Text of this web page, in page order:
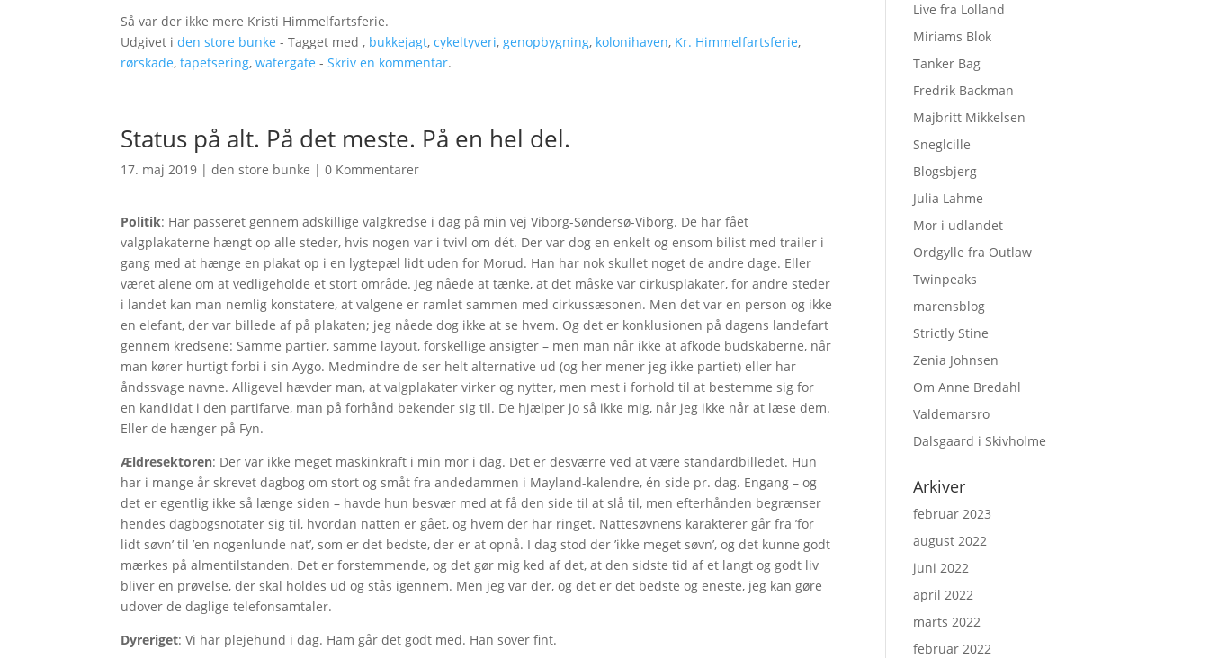
Så var der ikke mere Kristi Himmelfartsferie.
Udgivet iden store bunke - Tagget med , bukkejagt,cykeltyveri,genopbygning, kolonihaven, Kr. Himmelfartsferie,
rørskade,tapetsering,watergate -Skriv en kommentar.
Status på alt. På det meste. På en hel del.
17. maj 2019 |den store bunke |0 Kommentarer
Politik: Har passeret gennem adskillige valgkredse i dag på min vej Viborg-Søndersø-Viborg. De har fået
valgplakaterne hængt op alle steder, hvis nogen var i tvivl om dét. Der var dog en enkelt og ensom bilist med trailer i
gang med at hænge en plakat op i en lygtepæl lidt uden for Morud. Han har nok skullet noget de andre dage. Eller
været alene om at vedligeholde et stort område. Jeg nåede at tænke, at det måske var cirkusplakater, for andre steder
i landet kan man nemlig konstatere, at valgene er ramlet sammen med cirkussæsonen. Men det var en person og ikke
en elefant, der var billede af på plakaten; jeg nåede dog ikke at se hvem. Og det er konklusionen på dagens landefart
gennem kredsene: Samme partier, samme layout, forskellige ansigter – men man når ikke at afkode budskaberne, når
man kører hurtigt forbi i sin Aygo. Medmindre de ser helt alternative ud (og her mener jeg ikke partiet) eller har
åndssvage navne. Alligevel hævder man, at valgplakater virker og nytter, men mest i forhold til at bestemme sig for
en kandidat i den partifarve, man på forhånd bekender sig til. De hjælper jo så ikke mig, når jeg ikke når at læse dem.
Eller de hænger på Fyn.
Ældresektoren: Der var ikke meget maskinkraft i min mor i dag. Det er desværre ved at være standardbilledet. Hun
har i mange år skrevet dagbog om stort og småt fra andedammen i Mayland-kalendre, én side pr. dag. Engang – og
det er egentlig ikke så længe siden – havde hun besvær med at få den side til at slå til, men efterhånden begrænser
hendes dagbogsnotater sig til, hvordan natten er gået, og hvem der har ringet. Nattesøvnens karakterer går fra ’for
lidt søvn’ til ’en nogenlunde nat’, som er det bedste, der er at opnå. I dag stod der ’ikke meget søvn’, og det kunne godt
mærkes på almentilstanden. Det er forstemmende, og det gør mig ked af det, at den sidste tid af et langt og godt liv
bliver en prøvelse, der skal holdes ud og stås igennem. Men jeg var der, og det er det bedste og eneste, jeg kan gøre
udover de daglige telefonsamtaler.
Dyreriget: Vi har plejehund i dag. Ham går det godt med. Han sover fint.
Live fra Lolland
Miriams Blok
Tanker Bag
Fredrik Backman
Majbritt Mikkelsen
Sneglcille
Blogsbjerg
Julia Lahme
Mor i udlandet
Ordgylle fra Outlaw
Twinpeaks
marensblog
Strictly Stine
Zenia Johnsen
Om Anne Bredahl
Valdemarsro
Dalsgaard i Skivholme
Arkiver
februar 2023
august 2022
juni 2022
april 2022
marts 2022
februar 2022